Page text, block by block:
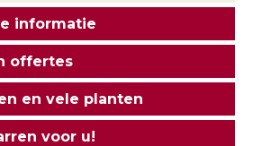
informatie
offertes
en vele planten
voor u!